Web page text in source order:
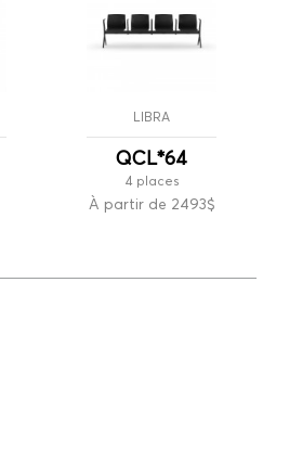
LIBRA
QCL*64
4 places
À partir de 2493$